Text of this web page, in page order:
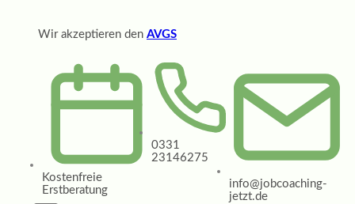
Wir akzeptieren den AVGS
Kostenfreie
Erstberatung
0331
23146275
info@jobcoaching-
jetzt.de